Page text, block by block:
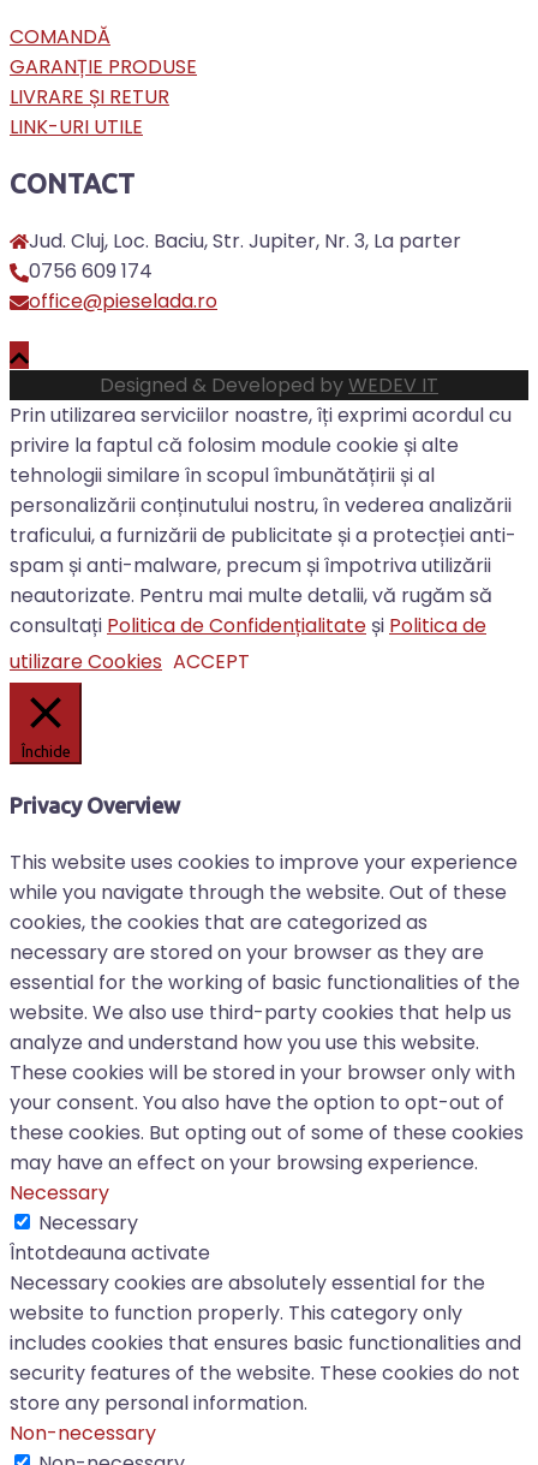
COMANDĂ
GARANȚIE PRODUSE
LIVRARE ȘI RETUR
LINK-URI UTILE
CONTACT
Jud. Cluj, Loc. Baciu, Str. Jupiter, Nr. 3, La parter
0756 609 174
office@pieselada.ro
Designed & Developed byWEDEV IT
Prin utilizarea serviciilor noastre, îți exprimi acordul cu
privire la faptul că folosim module cookie și alte
tehnologii similare în scopul îmbunătățirii și al
personalizării conținutului nostru, în vederea analizării
traficului, a furnizării de publicitate și a protecției anti-
spam și anti-malware, precum și împotriva utilizării
neautorizate. Pentru mai multe detalii, vă rugăm să
consultați Politica de Confidențialitate și Politica de
utilizare Cookies ACCEPT
Închide
Privacy Overview
This website uses cookies to improve your experience
while you navigate through the website. Out of these
cookies, the cookies that are categorized as
necessary are stored on your browser as they are
essential for the working of basic functionalities of the
website. We also use third-party cookies that help us
analyze and understand how you use this website.
These cookies will be stored in your browser only with
your consent. You also have the option to opt-out of
these cookies. But opting out of some of these cookies
may have an effect on your browsing experience.
Necessary
Necessary
Întotdeauna activate
Necessary cookies are absolutely essential for the
website to function properly. This category only
includes cookies that ensures basic functionalities and
security features of the website. These cookies do not
store any personal information.
Non-necessary